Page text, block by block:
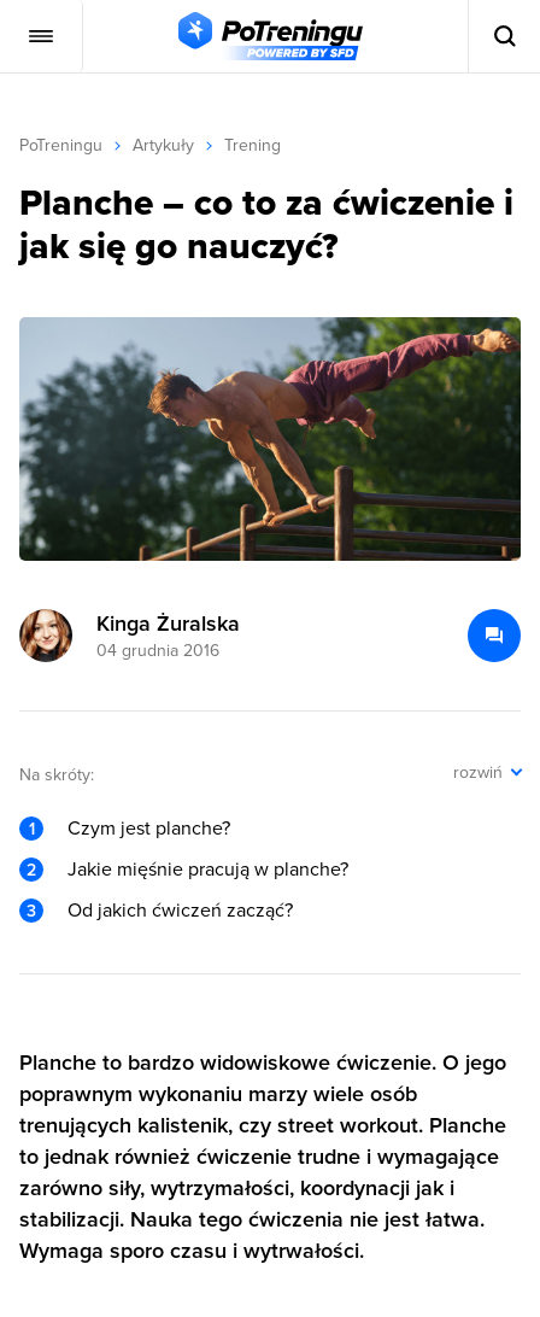
PoTreningu Artykuły Trening
Planche – co to za ćwiczenie i
jak się go nauczyć?
Kinga Żuralska
04 grudnia 2016
Na skróty: rozwiń
Czym jest planche?
Jakie mięśnie pracują w planche?
Od jakich ćwiczeń zacząć?
Planche to bardzo widowiskowe ćwiczenie. O jego
poprawnym wykonaniu marzy wiele osób
trenujących kalistenik, czy street workout. Planche
to jednak również ćwiczenie trudne i wymagające
zarówno siły, wytrzymałości, koordynacji jak i
stabilizacji. Nauka tego ćwiczenia nie jest łatwa.
Wymaga sporo czasu i wytrwałości.